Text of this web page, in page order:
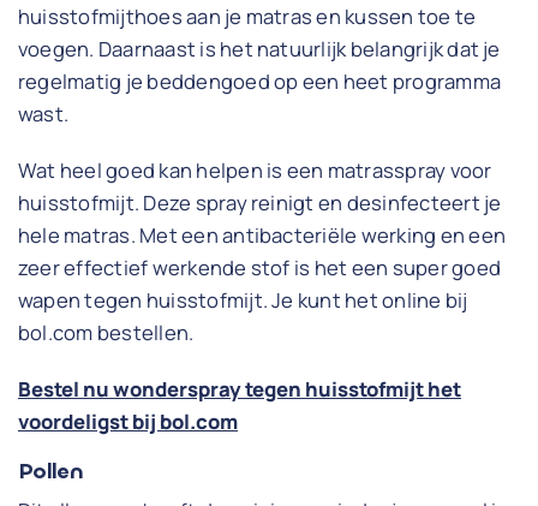
huisstofmijthoes aan je matras en kussen toe te
voegen. Daarnaast is het natuurlijk belangrijk dat je
regelmatig je beddengoed op een heet programma
wast.
Wat heel goed kan helpen is een matrasspray voor
huisstofmijt. Deze spray reinigt en desinfecteert je
hele matras. Met een antibacteriële werking en een
zeer effectief werkende stof is het een super goed
wapen tegen huisstofmijt. Je kunt het online bij
bol.com bestellen.
Bestel nu wonderspray tegen huisstofmijt het
voordeligst bij bol.com
Pollen